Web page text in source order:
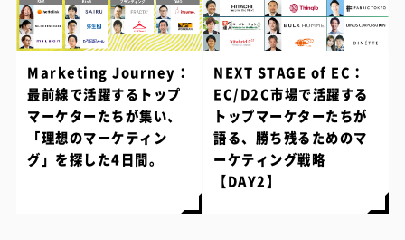
Marketing Journey：
最前線で活躍するトップ
マーケターたちが集い、
「理想のマーケティン
グ」を探した4日間。
NEXT STAGE of EC：
EC/D2C市場で活躍する
トップマーケターたちが
語る、勝ち残るためのマ
ーケティング戦略
【DAY2】